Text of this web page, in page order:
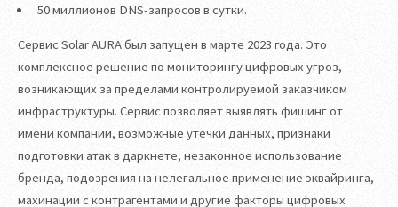
50 миллионов DNS-запросов в сутки.
Сервис Solar AURA был запущен в марте 2023 года. Это
комплексное решение по мониторингу цифровых угроз,
возникающих за пределами контролируемой заказчиком
инфраструктуры. Сервис позволяет выявлять фишинг от
имени компании, возможные утечки данных, признаки
подготовки атак в даркнете, незаконное использование
бренда, подозрения на нелегальное применение эквайринга,
махинации с контрагентами и другие факторы цифровых